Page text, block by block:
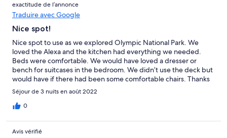
exactitude de l’annonce
Traduire avec Google
Nice spot!
Nice spot to use as we explored Olympic National Park. We
loved the Alexa and the kitchen had everything we needed.
Beds were comfortable. We would have loved a dresser or
bench for suitcases in the bedroom. We didn’t use the deck but
would have if there had been some comfortable chairs. Thanks
for a lovely stay!
Séjour de 3 nuits en août 2022
0
Avis vérifié